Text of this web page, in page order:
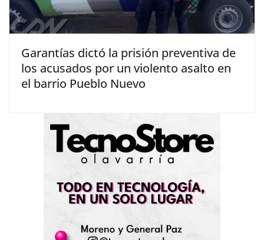
Garantías dictó la prisión preventiva de
los acusados por un violento asalto en
el barrio Pueblo Nuevo